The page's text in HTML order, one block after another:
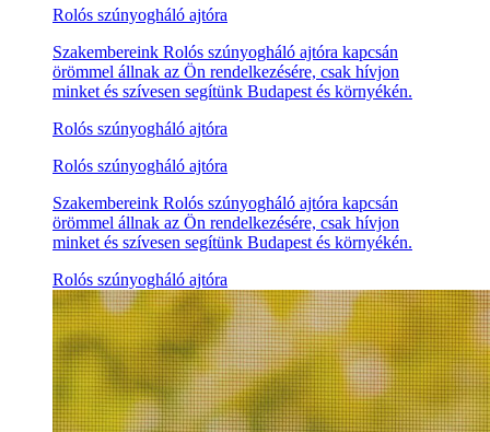
Rolós szúnyogháló ajtóra
Szakembereink Rolós szúnyogháló ajtóra kapcsán
örömmel állnak az Ön rendelkezésére, csak hívjon
minket és szívesen segítünk Budapest és környékén.
Rolós szúnyogháló ajtóra
Rolós szúnyogháló ajtóra
Szakembereink Rolós szúnyogháló ajtóra kapcsán
örömmel állnak az Ön rendelkezésére, csak hívjon
minket és szívesen segítünk Budapest és környékén.
Rolós szúnyogháló ajtóra